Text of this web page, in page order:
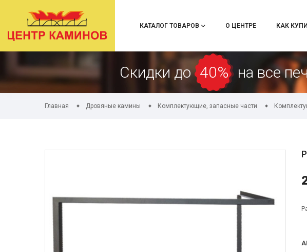
КАТАЛОГ ТОВАРОВ О ЦЕНТРЕ КАК
Скидки до 40% на все
Главная Дровяные камины Комплектующие, запасные части